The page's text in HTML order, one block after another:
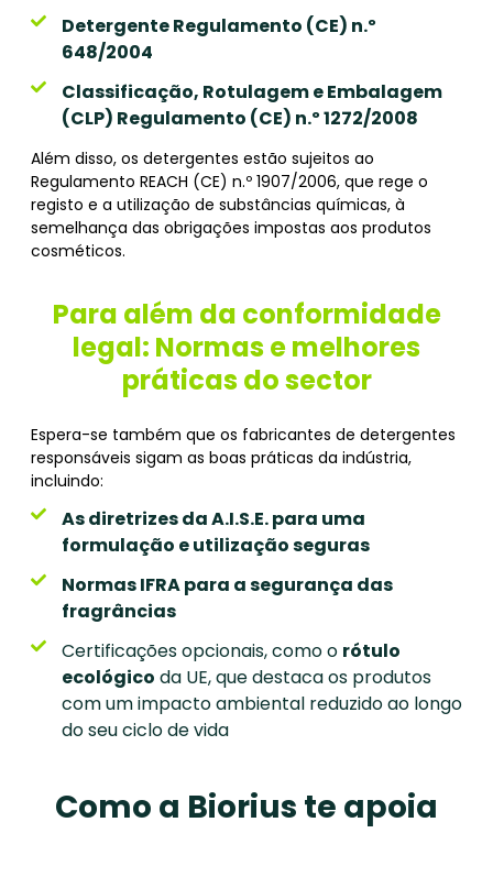
Detergente Regulamento (CE) n.º
648/2004
Classificação, Rotulagem e Embalagem
(CLP) Regulamento (CE) n.º 1272/2008
Além disso, os detergentes estão sujeitos ao
Regulamento REACH (CE) n.º 1907/2006, que rege o
registo e a utilização de substâncias químicas, à
semelhança das obrigações impostas aos produtos
cosméticos.
Para além da conformidade
legal: Normas e melhores
práticas do sector
Espera-se também que os fabricantes de detergentes
responsáveis sigam as boas práticas da indústria,
incluindo:
As diretrizes da A.I.S.E. para uma
formulação e utilização seguras
Normas IFRA para a segurança das
fragrâncias
Certificações opcionais, como o rótulo
ecológico da UE, que destaca os produtos
com um impacto ambiental reduzido ao longo
do seu ciclo de vida
Como a Biorius te apoia